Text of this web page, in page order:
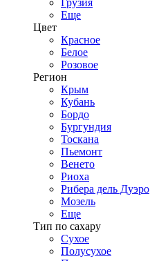
Грузия
Еще
Цвет
Красное
Белое
Розовое
Регион
Крым
Кубань
Бордо
Бургундия
Тоскана
Пьемонт
Венето
Риоха
Рибера дель Дуэро
Мозель
Еще
Тип по сахару
Сухое
Полусухое